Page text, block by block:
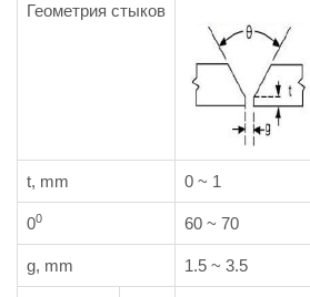
Геометрия стыков
t, mm 0 ~ 1
00 60 ~ 70
g, mm 1.5 ~ 3.5